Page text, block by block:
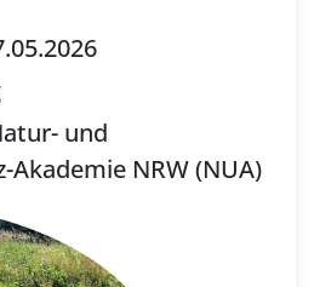
und
NRW (NUA)